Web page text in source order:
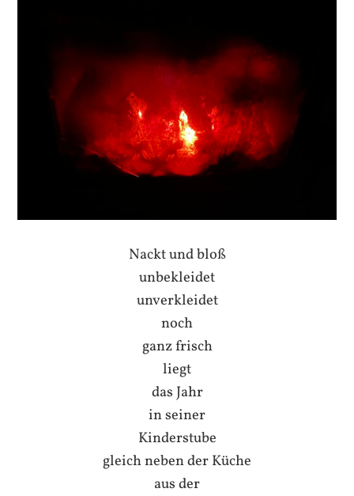
Nackt und bloß
unbekleidet
unverkleidet
noch
ganz frisch
liegt
das Jahr
in seiner
Kinderstube
gleich neben der Küche
aus der